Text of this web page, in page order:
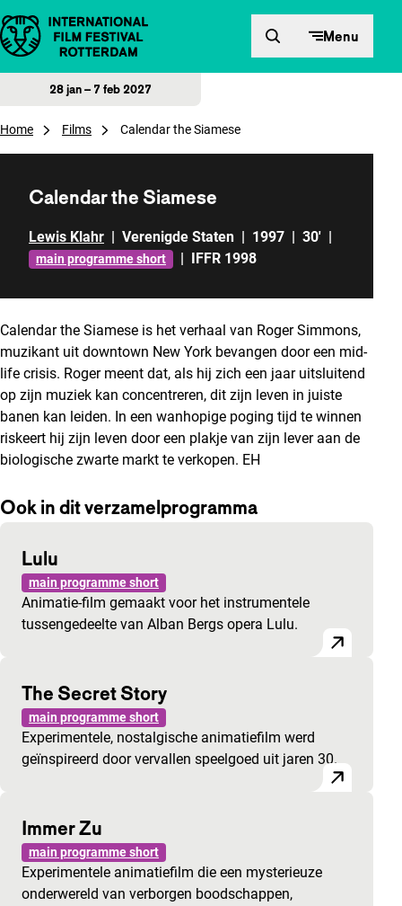
Direct naar inhoud Menu
28 jan – 7 feb 2027
Home Films Calendar the Siamese
Calendar the Siamese
Lewis Klahr | Verenigde Staten | 1997 | 30' |
main programme short | IFFR 1998
Calendar the Siamese is het verhaal van Roger Simmons,
muzikant uit downtown New York bevangen door een mid-
life crisis. Roger meent dat, als hij zich een jaar uitsluitend
op zijn muziek kan concentreren, dit zijn leven in juiste
banen kan leiden. In een wanhopige poging tijd te winnen
riskeert hij zijn leven door een plakje van zijn lever aan de
biologische zwarte markt te verkopen. EH
Ook in dit verzamelprogramma
Lulu
main programme short
Animatie-film gemaakt voor het instrumentele
tussengedeelte van Alban Bergs opera Lulu.
The Secret Story
main programme short
Experimentele, nostalgische animatiefilm werd
geïnspireerd door vervallen speelgoed uit jaren 30.
Immer Zu
main programme short
Experimentele animatiefilm die een mysterieuze
onderwereld van verborgen boodschappen,